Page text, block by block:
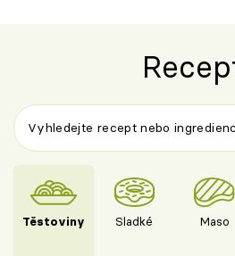
Těstoviny Sladké Maso